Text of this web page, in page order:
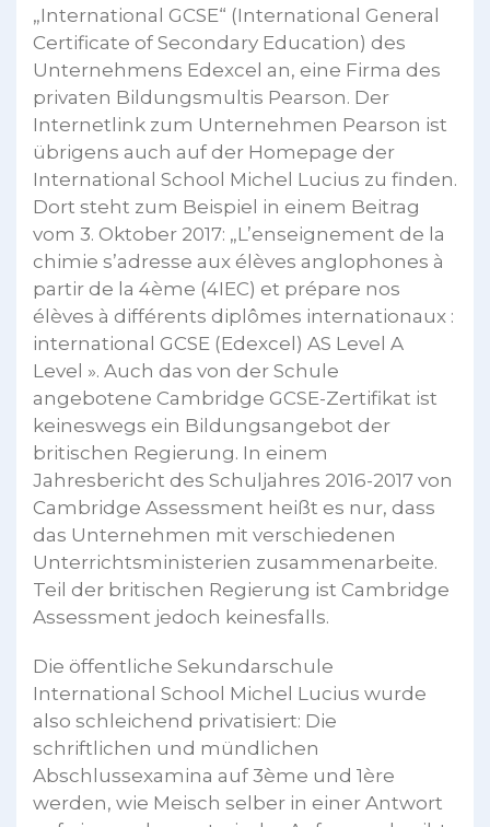
„International GCSE“ (International General
Certificate of Secondary Education) des
Unternehmens Edexcel an, eine Firma des
privaten Bildungsmultis Pearson. Der
Internetlink zum Unternehmen Pearson ist
übrigens auch auf der Homepage der
International School Michel Lucius zu finden.
Dort steht zum Beispiel in einem Beitrag
vom 3. Oktober 2017: „L’enseignement de la
chimie s’adresse aux élèves anglophones à
partir de la 4ème (4IEC) et prépare nos
élèves à différents diplômes internationaux :
international GCSE (Edexcel) AS Level A
Level ». Auch das von der Schule
angebotene Cambridge GCSE-Zertifikat ist
keineswegs ein Bildungsangebot der
britischen Regierung. In einem
Jahresbericht des Schuljahres 2016-2017 von
Cambridge Assessment heißt es nur, dass
das Unternehmen mit verschiedenen
Unterrichtsministerien zusammenarbeite.
Teil der britischen Regierung ist Cambridge
Assessment jedoch keinesfalls.
Die öffentliche Sekundarschule
International School Michel Lucius wurde
also schleichend privatisiert: Die
schriftlichen und mündlichen
Abschlussexamina auf 3ème und 1ère
werden, wie Meisch selber in einer Antwort